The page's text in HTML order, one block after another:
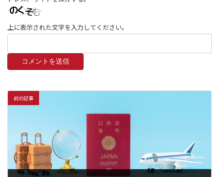
上に表示された文字を入力してください。
前の記事